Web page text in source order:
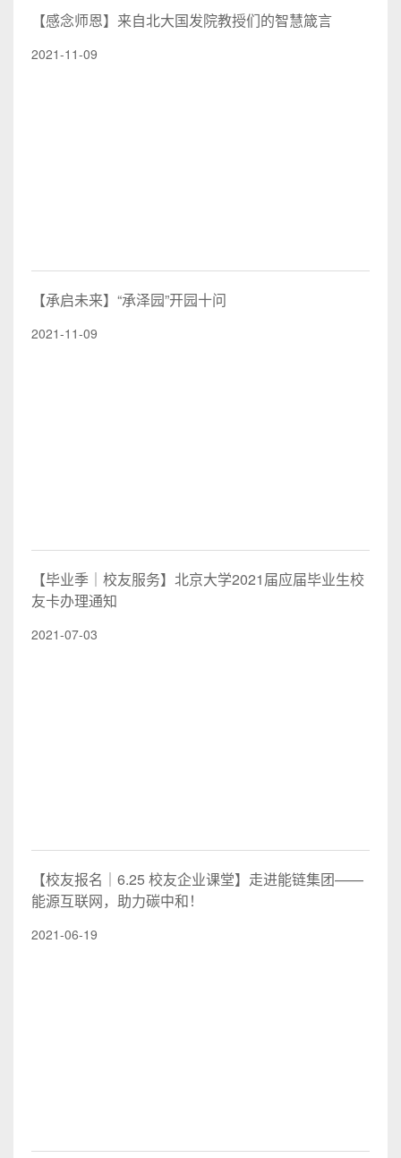
【感念师恩】来自北大国发院教授们的智慧箴言
2021-11-09
【承启未来】“承泽园”开园十问
2021-11-09
【毕业季｜校友服务】北京大学2021届应届毕业生校
友卡办理通知
2021-07-03
【校友报名｜6.25 校友企业课堂】走进能链集团——
能源互联网，助力碳中和！
2021-06-19